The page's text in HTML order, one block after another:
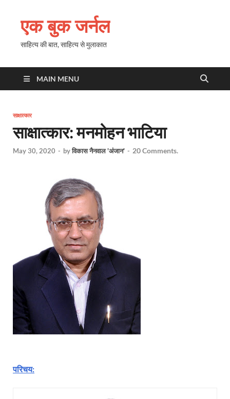
एक बुक जर्नल
साहित्य की बात, साहित्य से मुलाकात
MAIN MENU
साक्षात्कार
साक्षात्कार: मनमोहन भाटिया
May 30, 2020 - byविकास नैनवाल 'अंजान' - 20 Comments.
परिचय: